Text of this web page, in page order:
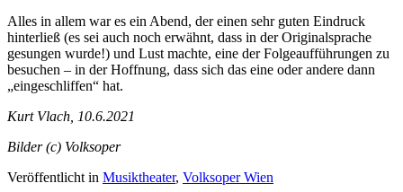
Alles in allem war es ein Abend, der einen sehr guten Eindruck
hinterließ (es sei auch noch erwähnt, dass in der Originalsprache
gesungen wurde!) und Lust machte, eine der Folgeaufführungen zu
besuchen – in der Hoffnung, dass sich das eine oder andere dann
„eingeschliffen“ hat.
Kurt Vlach, 10.6.2021
Bilder (c) Volksoper
Veröffentlicht in Musiktheater, Volksoper Wien